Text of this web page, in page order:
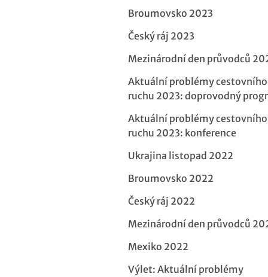
Broumovsko 2023
Český ráj 2023
Mezinárodní den průvodců
Aktuální problémy cestovního
ruchu 2023: doprovodný
Aktuální problémy cestovního
ruchu 2023: konference
Ukrajina listopad 2022
Broumovsko 2022
Český ráj 2022
Mezinárodní den průvodců
Mexiko 2022
Výlet: Aktuální problémy